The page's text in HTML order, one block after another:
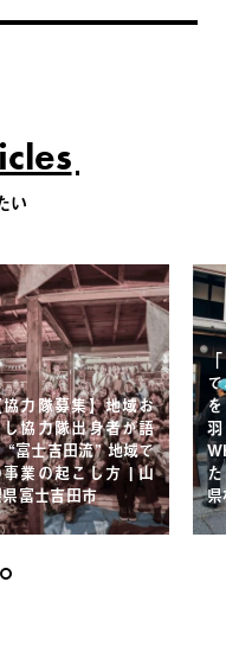
い
力隊募集】地域お
協力隊出身者が語
“富士吉田流” 地域で
事業の起こし方 | 山
富士吉田市